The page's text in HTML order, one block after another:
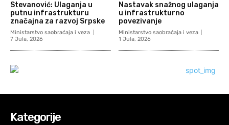
Stevanović: Ulaganja u
putnu infrastrukturu
značajna za razvoj Srpske
Ministarstvo saobraćaja i veza
7 Jula, 2026
Nastavak snažnog ulaganja
u infrastrukturno
povezivanje
Ministarstvo saobraćaja i veza
1 Jula, 2026
Kategorije